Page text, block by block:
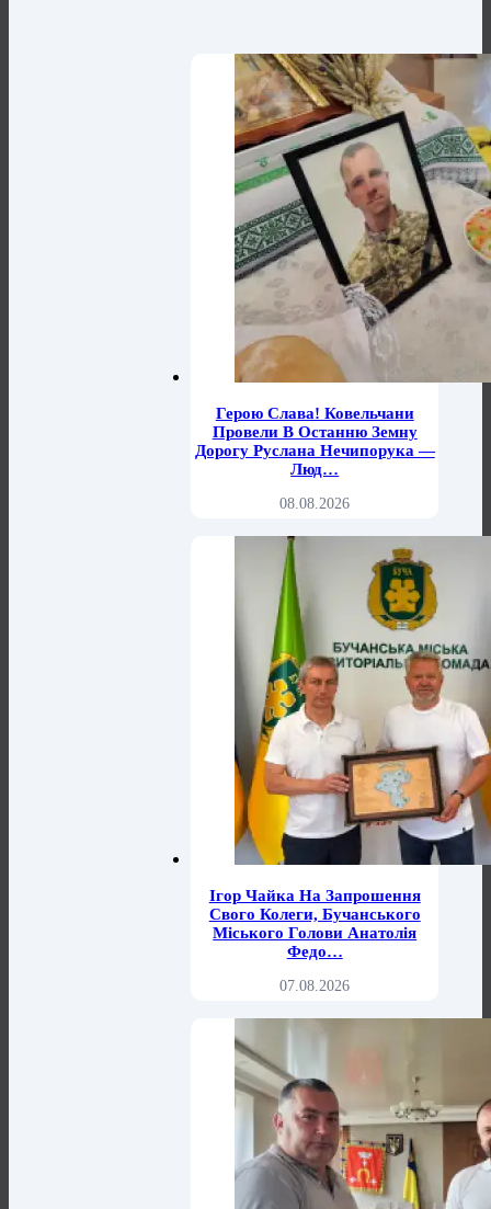
Герою Слава! Ковельчани
Провели В Останню Земну
Дорогу Руслана Нечипорука —
Люд…
08.08.2026
Ігор Чайка На Запрошення
Свого Колеги, Бучанського
Міського Голови Анатолія
Федо…
07.08.2026